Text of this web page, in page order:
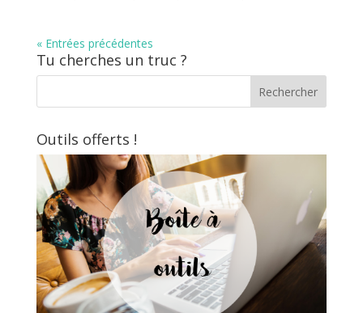
« Entrées précédentes
Tu cherches un truc ?
Outils offerts !